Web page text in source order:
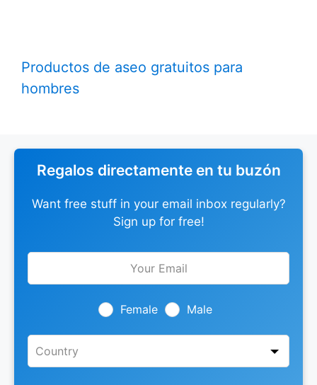
Productos de aseo gratuitos para
hombres
Regalos directamente en tu buzón
Want free stuff in your email inbox regularly?
Sign up for free!
Leave
Female Male